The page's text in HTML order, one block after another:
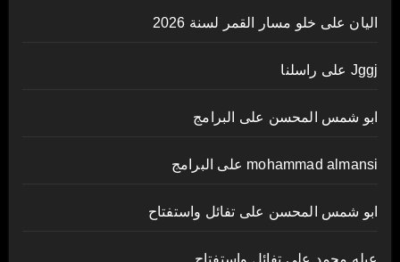
اليان على خلو مسار القمر لسنة 2026
Jggj على راسلنا
ابو شمس المحسن على البرامج
mohammad almansi على البرامج
ابو شمس المحسن على تفائل واستفتاح